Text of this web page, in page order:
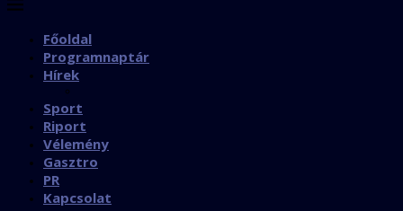
Főoldal
Programnaptár
Hírek
Sport
Riport
Vélemény
Gasztro
PR
Kapcsolat